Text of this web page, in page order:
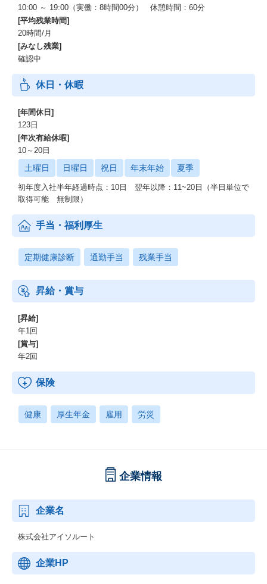
10:00 ～ 19:00（実働：8時間00分） 休憩時間：60分
[平均残業時間]
20時間/月
[みなし残業]
確認中
休日・休暇
[年間休日]
123日
[年次有給休暇]
10～20日
土曜日 日曜日 祝日 年末年始 夏季
初年度入社半年経過時点：10日 翌年以降：11~20日（半日単位で
取得可能 無制限）
手当・福利厚生
定期健康診断 通勤手当 残業手当
昇給・賞与
[昇給]
年1回
[賞与]
年2回
保険
健康 厚生年金 雇用 労災
企業情報
企業名
株式会社アイソルート
企業HP